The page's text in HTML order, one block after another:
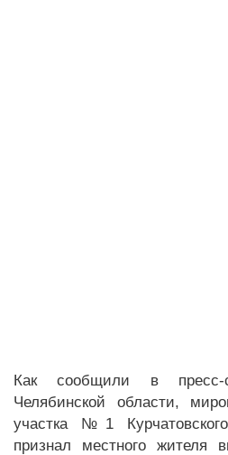
Как сообщили в пресс-
Челябинской области,
участка №1
признал местного жителя